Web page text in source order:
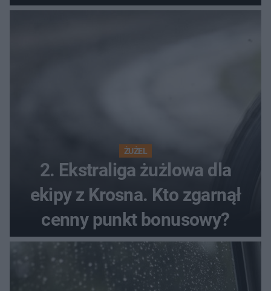
ŻUŻEL
2. Ekstraliga żużlowa dla
ekipy z Krosna. Kto zgarnął
cenny punkt bonusowy?